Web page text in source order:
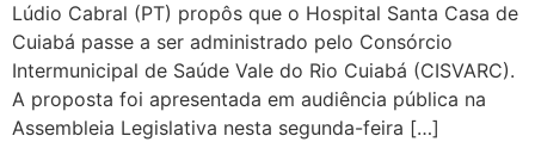
Lúdio Cabral (PT) propôs que o Hospital Santa Casa de
Cuiabá passe a ser administrado pelo Consórcio
Intermunicipal de Saúde Vale do Rio Cuiabá (CISVARC).
A proposta foi apresentada em audiência pública na
Assembleia Legislativa nesta segunda-feira […]